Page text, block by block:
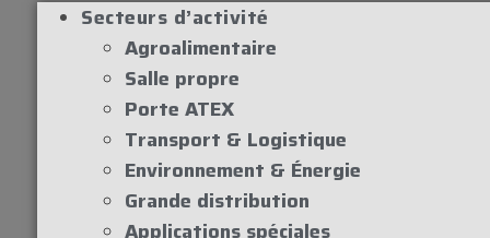
Secteurs d’activité
Agroalimentaire
Salle propre
Porte ATEX
Transport & Logistique
Environnement & Énergie
Grande distribution
Applications spéciales